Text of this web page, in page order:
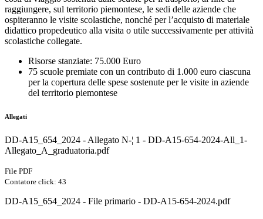
raggiungere, sul territorio piemontese, le sedi delle aziende che
ospiteranno le visite scolastiche, nonché per l’acquisto di materiale
didattico propedeutico alla visita o utile successivamente per attività
scolastiche collegate.
Risorse stanziate: 75.000 Euro
75 scuole premiate con un contributo di 1.000 euro ciascuna
per la copertura delle spese sostenute per le visite in aziende
del territorio piemontese
Allegati
DD-A15_654_2024 - Allegato N-¦ 1 - DD-A15-654-2024-All_1-
Allegato_A_graduatoria.pdf
File PDF
Contatore click: 43
DD-A15_654_2024 - File primario - DD-A15-654-2024.pdf